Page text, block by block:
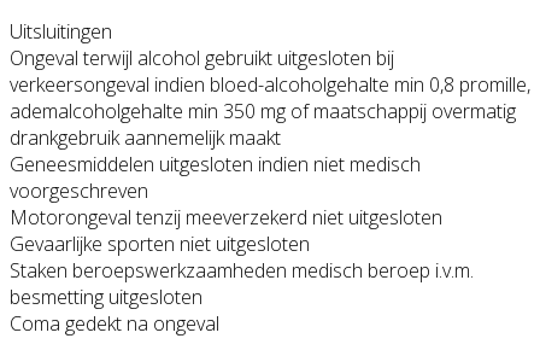
Uitsluitingen
Ongeval terwijl alcohol gebruikt uitgesloten bij
verkeersongeval indien bloed-alcoholgehalte min 0,8 promille,
ademalcoholgehalte min 350 mg of maatschappij overmatig
drankgebruik aannemelijk maakt
Geneesmiddelen uitgesloten indien niet medisch
voorgeschreven
Motorongeval tenzij meeverzekerd niet uitgesloten
Gevaarlijke sporten niet uitgesloten
Staken beroepswerkzaamheden medisch beroep i.v.m.
besmetting uitgesloten
Coma gedekt na ongeval